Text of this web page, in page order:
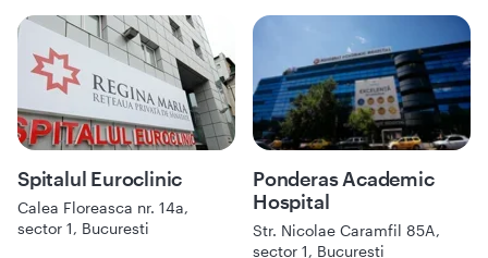
Spitalul Euroclinic
Calea Floreasca nr. 14a,
sector 1, Bucuresti
Ponderas Academic
Hospital
Str. Nicolae Caramfil 85A,
sector 1, Bucuresti